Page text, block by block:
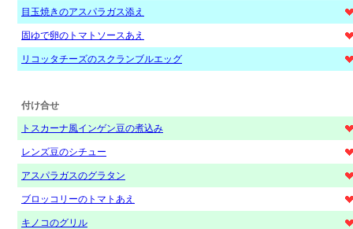
目玉焼きのアスパラガス添え
固ゆで卵のトマトソースあえ
リコッタチーズのスクランブルエッグ
付け合せ
トスカーナ風インゲン豆の煮込み
レンズ豆のシチュー
アスパラガスのグラタン
ブロッコリーのトマトあえ
キノコのグリル